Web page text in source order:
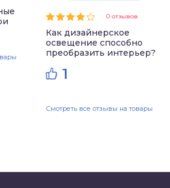
0 отзывов
Как дизайнерское
освещение способно
преобразить интерьер?
1
Смотреть все отзывы на товары